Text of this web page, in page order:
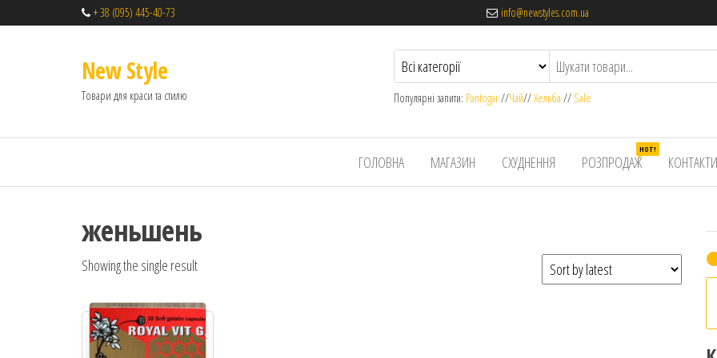
+ 38 (095) 445-40-73 info@newstyles.com.ua
New Style
Товари для краси та стилю Популярні запити: Pantogar//Чай//Хельба // Sale
ГОЛОВНА МАГАЗИН СХУДНЕННЯ РОЗПРОДАЖ
HOT!
КОНТАКТИ
женьшень
Showing the single result